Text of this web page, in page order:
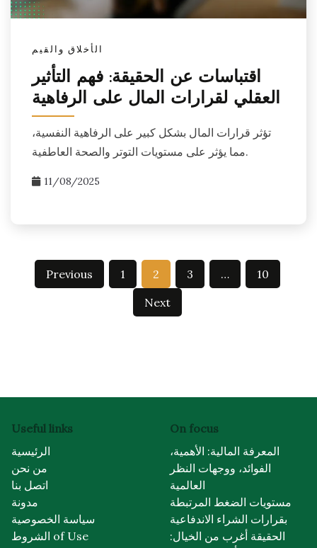
الأخلاق والقيم
اقتباسات عن الحقيقة: فهم التأثير
العقلي لقرارات المال على الرفاهية
تؤثر قرارات المال بشكل كبير على الرفاهية النفسية،
مما يؤثر على مستويات التوتر والصحة العاطفية.
11/08/2025
PostsPrevious 1 2 3 …
10
Next
Useful links
الرئيسية
من نحن
اتصل بنا
مدونة
سياسة الخصوصية
الشروط of Use
On focus
المعرفة المالية: الأهمية،
الفوائد، ووجهات النظر
العالمية
مستويات الضغط المرتبطة
بقرارات الشراء الاندفاعية
الحقيقة أغرب من الخيال: